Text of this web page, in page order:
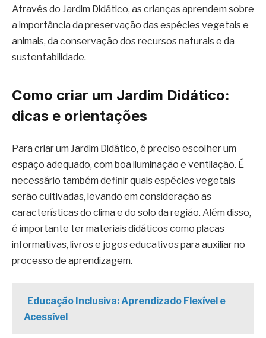
Através do Jardim Didático, as crianças aprendem sobre
a importância da preservação das espécies vegetais e
animais, da conservação dos recursos naturais e da
sustentabilidade.
Como criar um Jardim Didático:
dicas e orientações
Para criar um Jardim Didático, é preciso escolher um
espaço adequado, com boa iluminação e ventilação. É
necessário também definir quais espécies vegetais
serão cultivadas, levando em consideração as
características do clima e do solo da região. Além disso,
é importante ter materiais didáticos como placas
informativas, livros e jogos educativos para auxiliar no
processo de aprendizagem.
Educação Inclusiva: Aprendizado Flexível e
Acessível